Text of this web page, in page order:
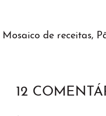
Mosaico de receitas,
12